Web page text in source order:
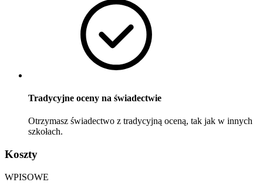
Tradycyjne oceny na świadectwie
Otrzymasz świadectwo z tradycyjną oceną, tak jak w innych
szkołach.
Koszty
WPISOWE